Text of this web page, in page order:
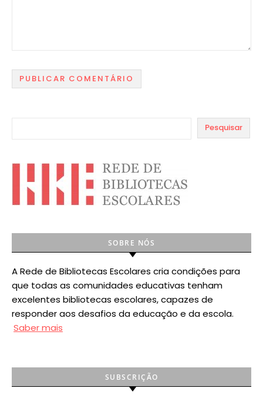
Pesquisar
SOBRE NÓS
A Rede de Bibliotecas Escolares cria condições para
que todas as comunidades educativas tenham
excelentes bibliotecas escolares, capazes de
responder aos desafios da educação e da escola.
Saber mais
SUBSCRIÇÃO